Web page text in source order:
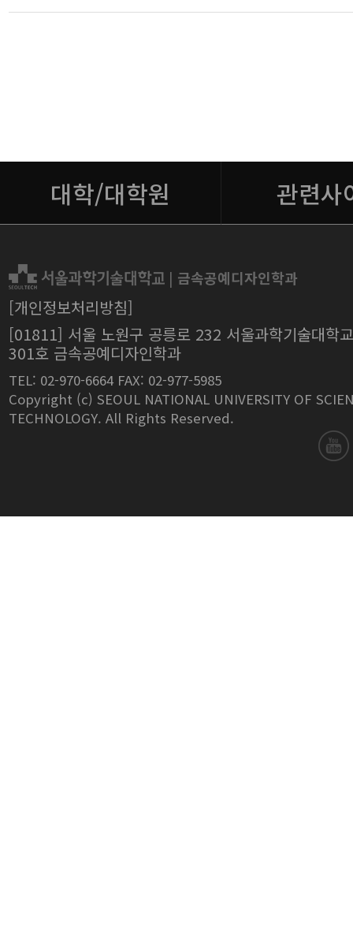
| 금속공예디자인학과
[개인정보처리방침]
[01811] 서울 노원구 공릉로 232 서울과학기술대학
301호 금속공예디자인학과
TEL: 02-970-6664 FAX: 02-977-5985
Copyright (c) SEOUL NATIONAL UNIVERSITY OF
TECHNOLOGY. All Rights Reserved.
대학/대학원 관련사